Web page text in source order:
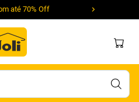
até 70% Off